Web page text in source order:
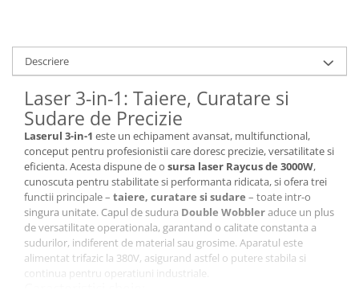
Descriere
Laser 3-in-1: Taiere, Curatare si
Sudare de Precizie
Laserul 3-in-1 este un echipament avansat, multifunctional,
conceput pentru profesionistii care doresc precizie, versatilitate si
eficienta. Acesta dispune de o sursa laser Raycus de 3000W,
cunoscuta pentru stabilitate si performanta ridicata, si ofera trei
functii principale – taiere, curatare si sudare – toate intr-o
singura unitate. Capul de sudura Double Wobbleraduce un plus
de versatilitate operationala, garantand o calitate constanta a
sudurilor, indiferent de material sau grosime. Aparatul este
alimentat trifazic la 380V, asigurand astfel o putere stabila si
continua pentru operatiuni industriale.